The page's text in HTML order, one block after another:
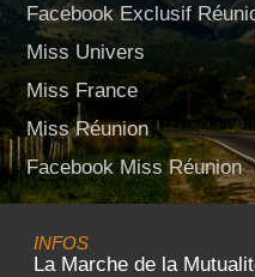
Facebook Exclusif
Miss Univers
Miss France
Miss Réunion
Facebook Miss Réunion
INFOS
La Marche de la